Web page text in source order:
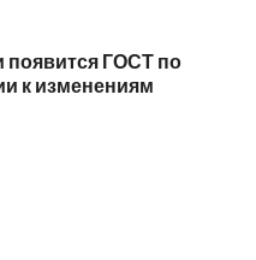
появится ГОСТ по
к изменениям